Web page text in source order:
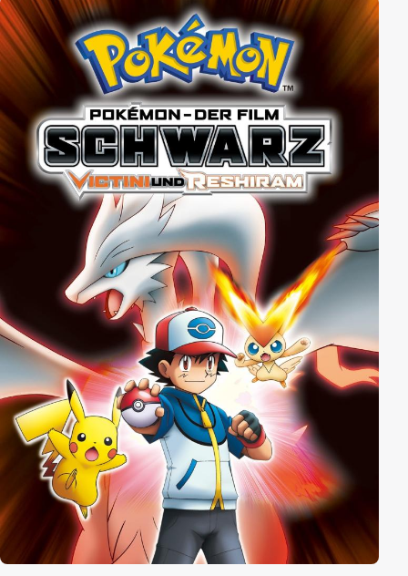
Pokémon Dialga und Palkia ausbricht und ein Loch im
Raum-Zeit-Kontinuum droht, stellt sich die Frage, ob
Ash und seine Freunde Darkrais wahres Wesen zum
Vorschein bringen können!